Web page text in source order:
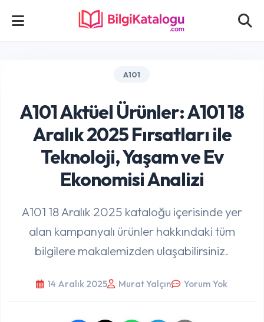
A101
A101 Aktüel Ürünler: A101 18
Aralık 2025 Fırsatları ile
Teknoloji, Yaşam ve Ev
Ekonomisi Analizi
A101 18 Aralık 2025 kataloğu içerisinde yer
alan kampanyalı ürünler hakkındaki tüm
bilgilere makalemizden ulaşabilirsiniz.
14 Aralık 2025 Murat Yalçın Yorum Yok